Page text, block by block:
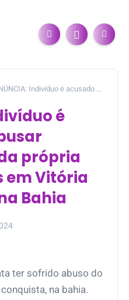
Indivíduo é acusado de
de 8 anos em Vitória da
é
própria
em Vitória
Bahia
ter sofrido abuso do
na bahia.